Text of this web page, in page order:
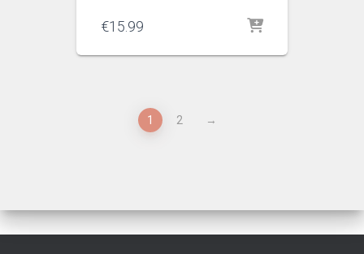
€15.99
1 2 →